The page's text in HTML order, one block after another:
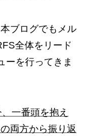
ブログでもメル
全体をリード
ーを行ってきま
一番頭を抱え
両方から振り返